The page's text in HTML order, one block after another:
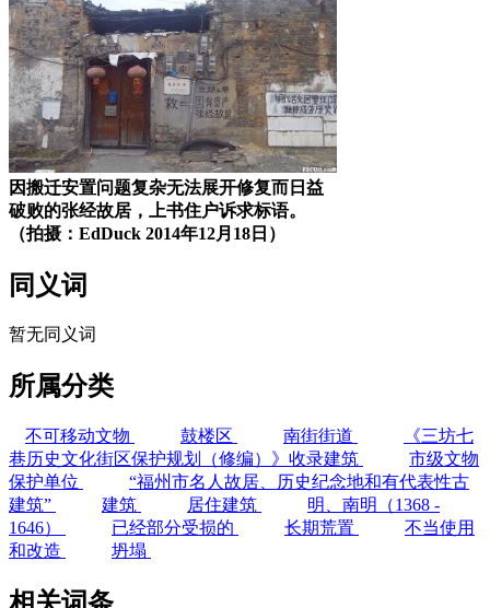
因搬迁安置问题复杂无法展开修复而日益
破败的张经故居，上书住户诉求标语。
（拍摄：EdDuck 2014年12月18日）
同义词
暂无同义词
所属分类
不可移动文物 鼓楼区 南街街道
《三坊七
巷历史文化街区保护规划（修编）》收录建筑
市级文物
保护单位
“福州市名人故居、历史纪念地和有代表性古
建筑”
建筑 居住建筑
明、南明（1368 -
1646）
已经部分受损的 长期荒置
不当使用
和改造
坍塌